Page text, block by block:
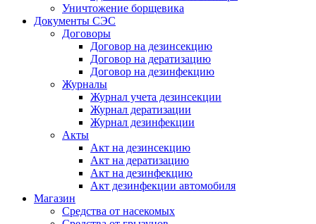
Уничтожение борщевика
Документы СЭС
Договоры
Договор на дезинсекцию
Договор на дератизацию
Договор на дезинфекцию
Журналы
Журнал учета дезинсекции
Журнал дератизации
Журнал дезинфекции
Акты
Акт на дезинсекцию
Акт на дератизацию
Акт на дезинфекцию
Акт дезинфекции автомобиля
Магазин
Средства от насекомых